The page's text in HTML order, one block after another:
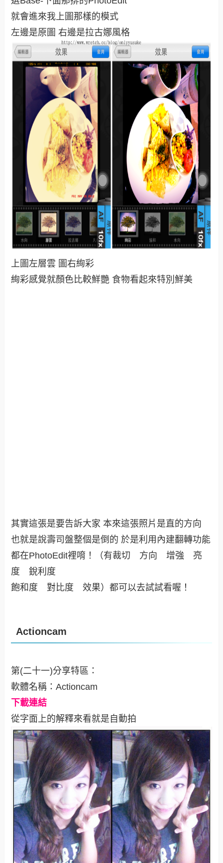
就會進來我上圖那樣的模式
左邊是原圖 右邊是拉古娜風格
上圖左層雲 圖右絢彩
絢彩感覺就顏色比較鮮艷 食物看起來特別鮮美
其實這張是要告訴大家 本來這張照片是直的方向
也就是說壽司盤整個是倒的 於是利用內建翻轉功能
都在PhotoEdit裡唷！（有裁切 方向 增強 亮
度 銳利度
飽和度 對比度 效果）都可以去試試看喔！
Actioncam
第(二十一)分享特區：
軟體名稱：Actioncam
下載連結
從字面上的解釋來看就是自動拍